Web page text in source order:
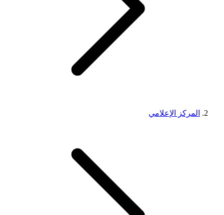
المركز الإعلامي